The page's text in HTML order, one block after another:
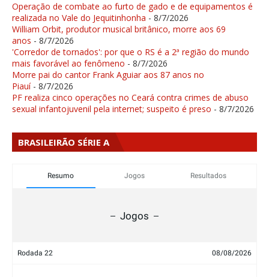
Operação de combate ao furto de gado e de equipamentos é
realizada no Vale do Jequitinhonha - 8/7/2026
William Orbit, produtor musical britânico, morre aos 69
anos - 8/7/2026
'Corredor de tornados': por que o RS é a 2ª região do mundo
mais favorável ao fenômeno - 8/7/2026
Morre pai do cantor Frank Aguiar aos 87 anos no
Piauí- 8/7/2026
PF realiza cinco operações no Ceará contra crimes de abuso
sexual infantojuvenil pela internet; suspeito é preso - 8/7/2026
BRASILEIRÃO SÉRIE A
Resumo Jogos Resultados
Jogos
Rodada 22 08/08/2026